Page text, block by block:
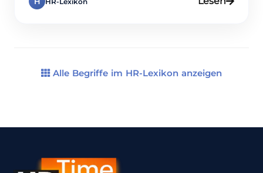
Fachkräften für Unternehmen gehen.
Personalberater und welche Vorteile ergeben […]
Alle Begriffe im HR-Lexikon anzeigen